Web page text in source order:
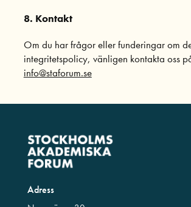
8. Kontakt
Om du har frågor eller funderingar om
integritetspolicy, vänligen kontakta oss
info@staforum.se
Adress